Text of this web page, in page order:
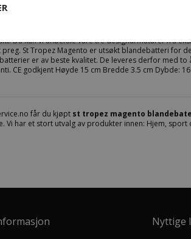
kvalitets blandebatteri for bad fra St- tropez Gjør
Da kan vi anbefale våre tre designarmaturer fra
preg. St Tropez Magento er utsøkt blandebatteri for
er av beste kvalitet. De leveres derfor med
CE godkjent Høyde 15 cm Bredde 3.5 cm Dybde:
får du kjøpt st tropez magento
Vi har et stort utvalg av produkter innen: Hjem,
Nyttige